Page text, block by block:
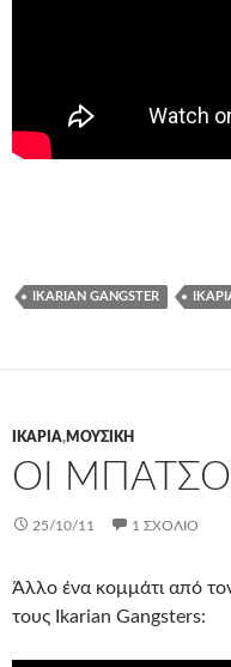
IKARIAN GANGSTER
ΙΚΑΡΊΑ,ΜΟΥΣΙΚΉ
ΟΙ
25/10/11 1 ΣΧΌΛΙΟ
Άλλο ένα κομμάτι από
τους Ikarian Gangsters: